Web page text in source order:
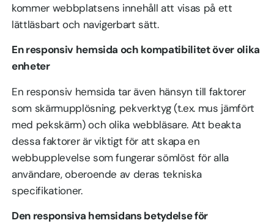
kommer webbplatsens innehåll att visas på ett
lättläsbart och navigerbart sätt.
En responsiv hemsida och kompatibilitet över olika
enheter
En responsiv hemsida tar även hänsyn till faktorer
som skärmupplösning, pekverktyg (t.ex. mus jämfört
med pekskärm) och olika webbläsare. Att beakta
dessa faktorer är viktigt för att skapa en
webbupplevelse som fungerar sömlöst för alla
användare, oberoende av deras tekniska
specifikationer.
Den responsiva hemsidans betydelse för